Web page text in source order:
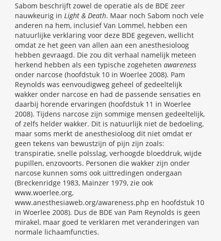
Sabom beschrijft zowel de operatie als de BDE zeer
nauwkeurig in Light & Death. Maar noch Sabom noch vele
anderen na hem, inclusief Van Lommel, hebben een
natuurlijke verklaring voor deze BDE gegeven, wellicht
omdat ze het geen van allen aan een anesthesioloog
hebben gevraagd. Die zou dit verhaal namelijk meteen
herkend hebben als een typische zogeheten awareness
onder narcose (hoofdstuk 10 in Woerlee 2008). Pam
Reynolds was eenvoudigweg geheel of gedeeltelijk
wakker onder narcose en had de passende sensaties en
daarbij horende ervaringen (hoofdstuk 11 in Woerlee
2008). Tijdens narcose zijn sommige mensen gedeeltelijk,
of zelfs helder wakker. Dit is natuurlijk niet de bedoeling,
maar soms merkt de anesthesioloog dit niet omdat er
geen tekens van bewustzijn of pijn zijn zoals:
transpiratie, snelle polsslag, verhoogde bloeddruk, wijde
pupillen, enzovoorts. Personen die wakker zijn onder
narcose kunnen soms ook uittredingen ondergaan
(Breckenridge 1983, Mainzer 1979, zie ook
www.woerlee.org,
www.anesthesiaweb.org/awareness.php en hoofdstuk 10
in Woerlee 2008). Dus de BDE van Pam Reynolds is geen
mirakel, maar goed te verklaren met veranderingen van
normale lichaamfuncties.